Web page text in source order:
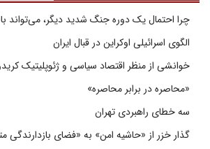
چرا احتمال یک دوره جنگ شدید دیگر، می‌تواند
الگوی اسرائیلی اوکراین در قبال ایران
خوانشی از منظر اقتصاد سیاسی و ژئوپلیتیک
«محاصره در برابر محاصره»
سه خطای راهبردی تهران
گذار خزر از «حاشیه امن» به «فضای بازدارندگی